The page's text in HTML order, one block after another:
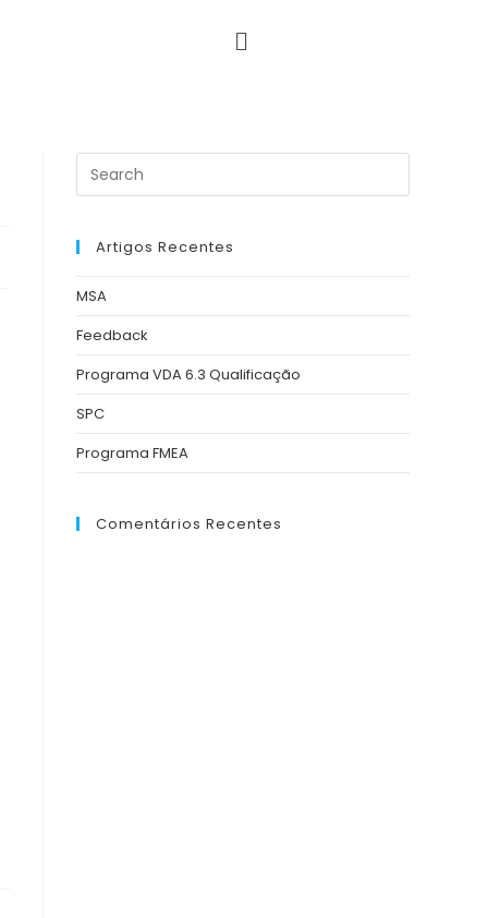
Artigos Recentes
MSA
Feedback
Programa VDA 6.3 Qualificação
SPC
Programa FMEA
Comentários Recentes